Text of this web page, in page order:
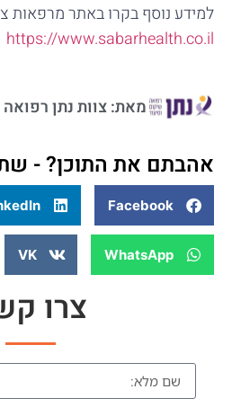
למידע נוסף בקרו באתר מרפאות
https://www.sabarhealth.co.il
מאת: צוות נתן
אהבתם את התוכן? -
Facebook
WhatsApp
VK
צרו